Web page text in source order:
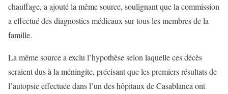
chauffage, a ajouté la même source, soulignant que la commission
a effectué des diagnostics médicaux sur tous les membres de la
famille.
La même source a exclu l’hypothèse selon laquelle ces décès
seraient dus à la méningite, précisant que les premiers résultats de
l’autopsie effectuée dans l’un des hôpitaux de Casablanca ont